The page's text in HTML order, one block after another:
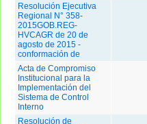
Resolución Ejecutiva
Regional N° 358-
2015GOB.REG-
HVCAGR de 20 de
agosto de 2015 -
conformación de
Acta de Compromiso
Institucional para la
Implementación del
Sistema de Control
Interno
Resolución de